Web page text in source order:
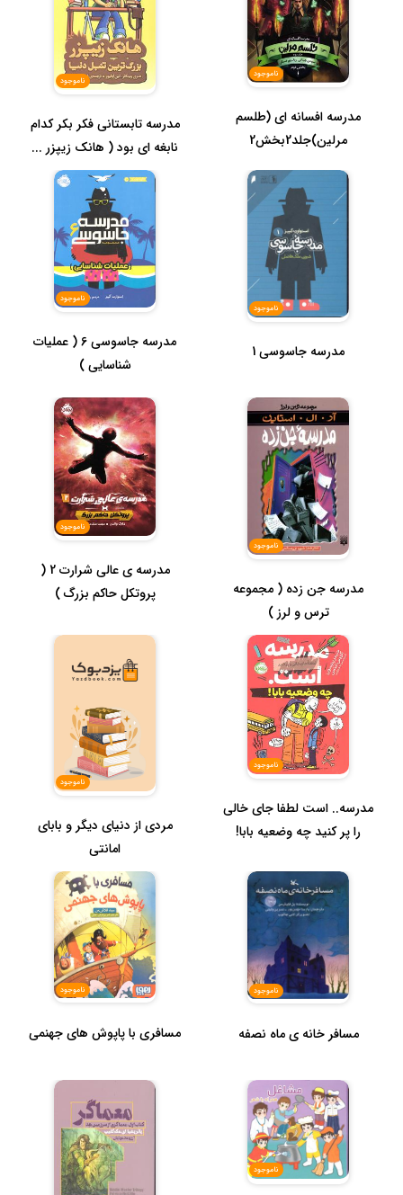
ناموجود
مدرسه افسانه ای (طلسم
مرلین)جلد2بخش2
ناموجود
مدرسه تابستانی فکر بکر کدام
نابغه ای بود ( هانک زیپزر ...
ناموجود
مدرسه جاسوسی 1
ناموجود
مدرسه جاسوسی 6 ( عملیات
شناسایی )
ناموجود
مدرسه جن زده ( مجموعه
ترس و لرز )
ناموجود
مدرسه ی عالی شرارت 2 (
پروتکل حاکم بزرگ )
ناموجود
مدرسه.. است لطفا جای خالی
را پر کنید چه وضعیه بابا!
ناموجود
مردی از دنیای دیگر و بابای
امانتی
ناموجود
مسافر خانه ی ماه نصفه
ناموجود
مسافری با پاپوش های جهنمی
ناموجود